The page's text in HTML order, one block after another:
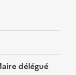
délégué